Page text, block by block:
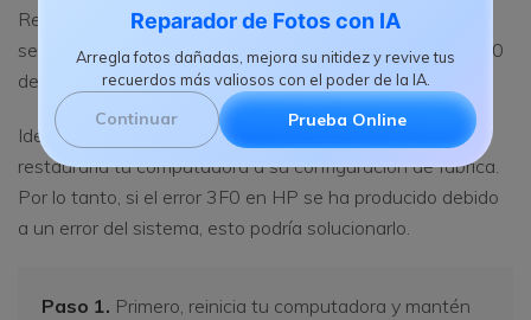
Reparador de Fotos con IA
Arregla fotos dañadas, mejora su nitidez y revive tus
recuerdos más valiosos con el poder de la IA.
Continuar Prueba Online
Realizar la recuperación del sistema en tu computadora
sería otra solución recomendada para corregir el error 3F0
del disco duro en HP.
Idealmente, el proceso de recuperación del sistema
restauraría tu computadora a su configuración de fábrica.
Por lo tanto, si el error 3F0 en HP se ha producido debido
a un error del sistema, esto podría solucionarlo.
Paso 1. Primero, reinicia tu computadora y mantén